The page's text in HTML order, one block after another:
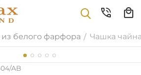
из белого фарфора / Чашка
AB